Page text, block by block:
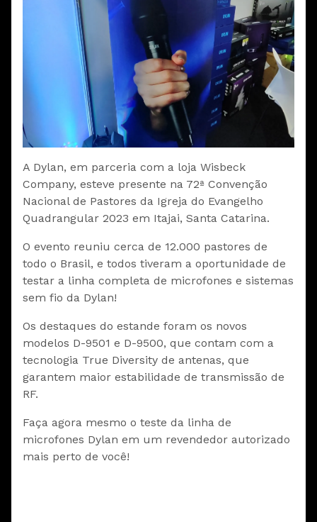
A Dylan, em parceria com a loja Wisbeck
Company, esteve presente na 72ª Convenção
Nacional de Pastores da Igreja do Evangelho
Quadrangular 2023 em Itajai, Santa Catarina.
O evento reuniu cerca de 12.000 pastores de
todo o Brasil, e todos tiveram a oportunidade de
testar a linha completa de microfones e sistemas
sem fio da Dylan!
Os destaques do estande foram os novos
modelos D-9501 e D-9500, que contam com a
tecnologia True Diversity de antenas, que
garantem maior estabilidade de transmissão de
RF.
Faça agora mesmo o teste da linha de
microfones Dylan em um revendedor autorizado
mais perto de você!